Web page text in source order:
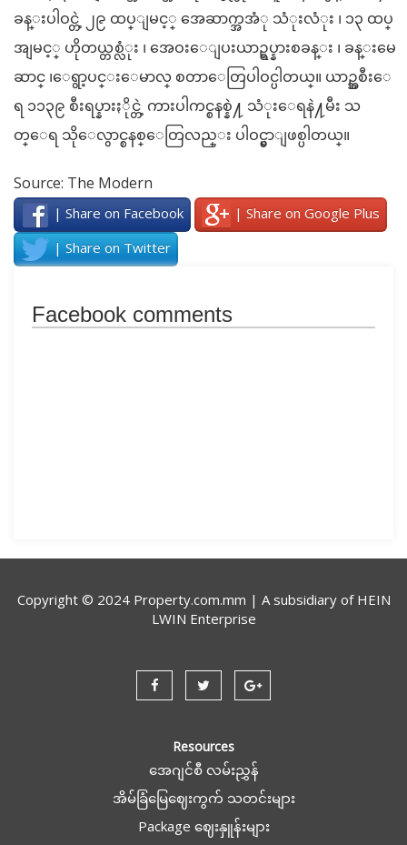
ခန္းပါဝင္တဲ့ ၂၉ ထပ္ျမင့္ အေဆာက္အအံု သံုးလံုး ၊ ၁၃ ထပ္
အျမင့္ ဟိုတယ္တစ္လံုး ၊ အေဝးေျပးယာဥ္ရပ္နားစခန္း ၊ ခန္းမေ
ဆာင္ ၊ေရွာ့ပင္းေမာလ္ စတာေတြပါဝင္ပါတယ္။ ယာဥ္အစီးေ
ရ ၁၁၃၉ စီးရပ္နားႏိုင္တဲ့ ကားပါကင္စနစ္နဲ႔ သံုးေရနဲ႔မီး သ
တ္ေရ သိုေလွာင္စနစ္ေတြလည္း ပါဝင္မွာျဖစ္ပါတယ္။
Source: The Modern
| Share on Facebook
| Share on Google Plus
| Share on Twitter
Facebook comments
Copyright © 2024 Property.com.mm | A subsidiary of HEIN
LWIN Enterprise
Resources
အေဂျင်စီ လမ်းညွှန်
အိမ်ခြံမြေဈေးကွက် သတင်းများ
Package ဈေးနှူန်းများ